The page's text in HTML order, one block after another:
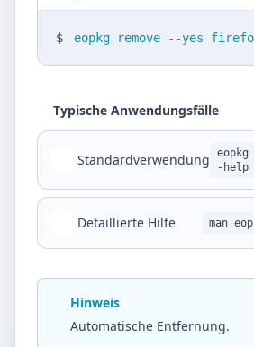
$ eopkg remove --yes
Typische Anwendungsfälle
Standardverwendung
-help
Detaillierte Hilfe man
Hinweis
Automatische Entfernung.